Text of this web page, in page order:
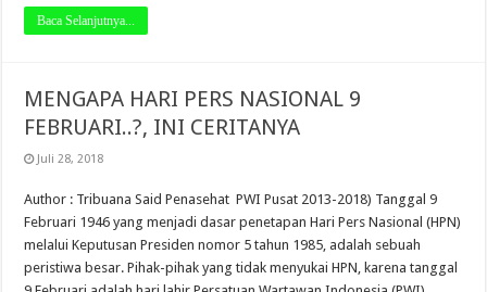
Baca Selanjutnya...
MENGAPA HARI PERS NASIONAL 9
FEBRUARI..?, INI CERITANYA
Juli 28, 2018
Author : Tribuana Said Penasehat PWI Pusat 2013-2018) Tanggal 9
Februari 1946 yang menjadi dasar penetapan Hari Pers Nasional (HPN)
melalui Keputusan Presiden nomor 5 tahun 1985, adalah sebuah
peristiwa besar. Pihak-pihak yang tidak menyukai HPN, karena tanggal